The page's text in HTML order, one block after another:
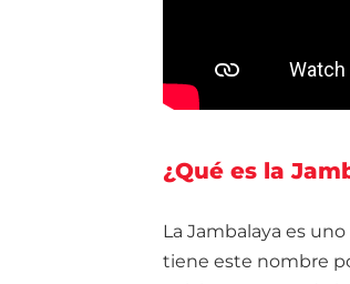
¿Qué es la
La Jambalaya es
tiene este nombre